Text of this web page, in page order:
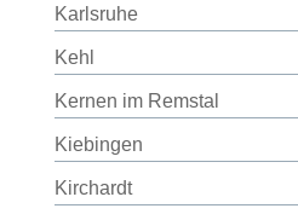
Karlsruhe
Kehl
Kernen im Remstal
Kiebingen
Kirchardt